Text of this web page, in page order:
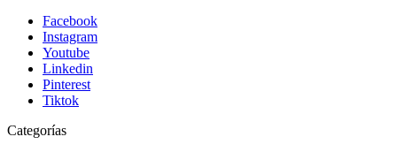
Facebook
Instagram
Youtube
Linkedin
Pinterest
Tiktok
Categorías